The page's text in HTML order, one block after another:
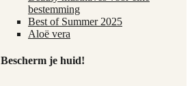
bestemming
Best of Summer 2025
Aloë vera
Bescherm je huid!